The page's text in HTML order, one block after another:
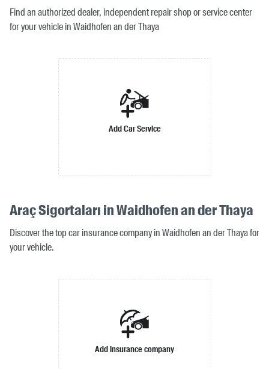
Find an authorized dealer, independent repair shop or service center
for your vehicle in Waidhofen an der Thaya
Add Car Service
Araç Sigortaları in Waidhofen an der Thaya
Discover the top car insurance company in Waidhofen an der Thaya for
your vehicle.
Add insurance company